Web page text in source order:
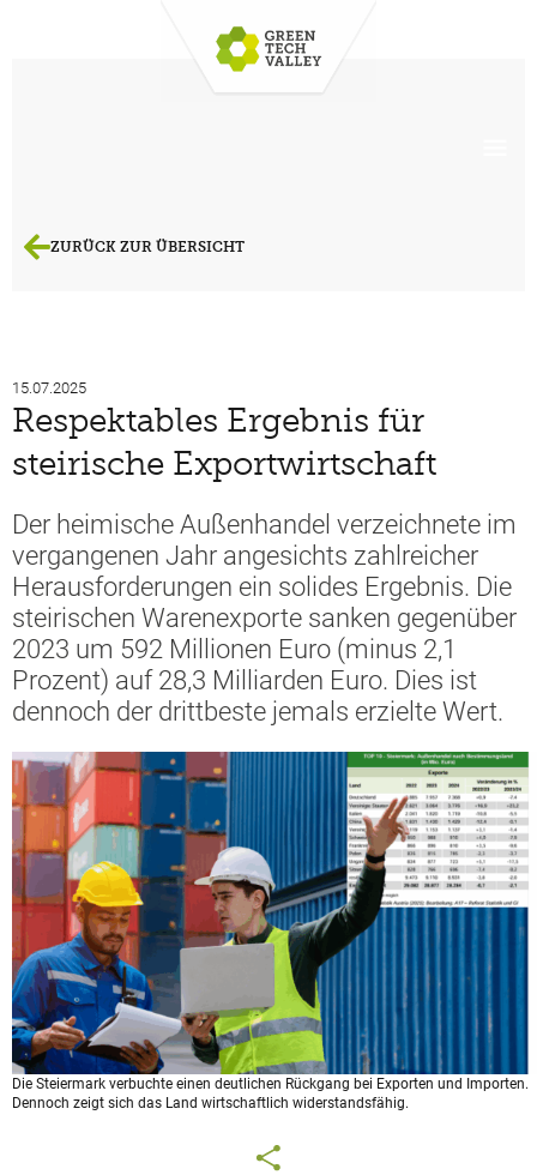
ZURÜCK ZUR ÜBERSICHT
15.07.2025
Respektables Ergebnis für
steirische Exportwirtschaft
Der heimische Außenhandel verzeichnete im
vergangenen Jahr angesichts zahlreicher
Herausforderungen ein solides Ergebnis. Die
steirischen Warenexporte sanken gegenüber
2023 um 592 Millionen Euro (minus 2,1
Prozent) auf 28,3 Milliarden Euro. Dies ist
dennoch der drittbeste jemals erzielte Wert.
Die Steiermark verbuchte einen deutlichen Rückgang bei Exporten und Importen.
Dennoch zeigt sich das Land wirtschaftlich widerstandsfähig.